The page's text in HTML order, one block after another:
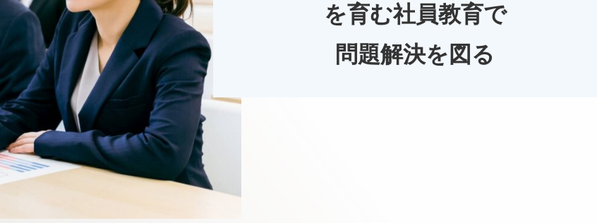
を育む社員教育で
問題解決を図る